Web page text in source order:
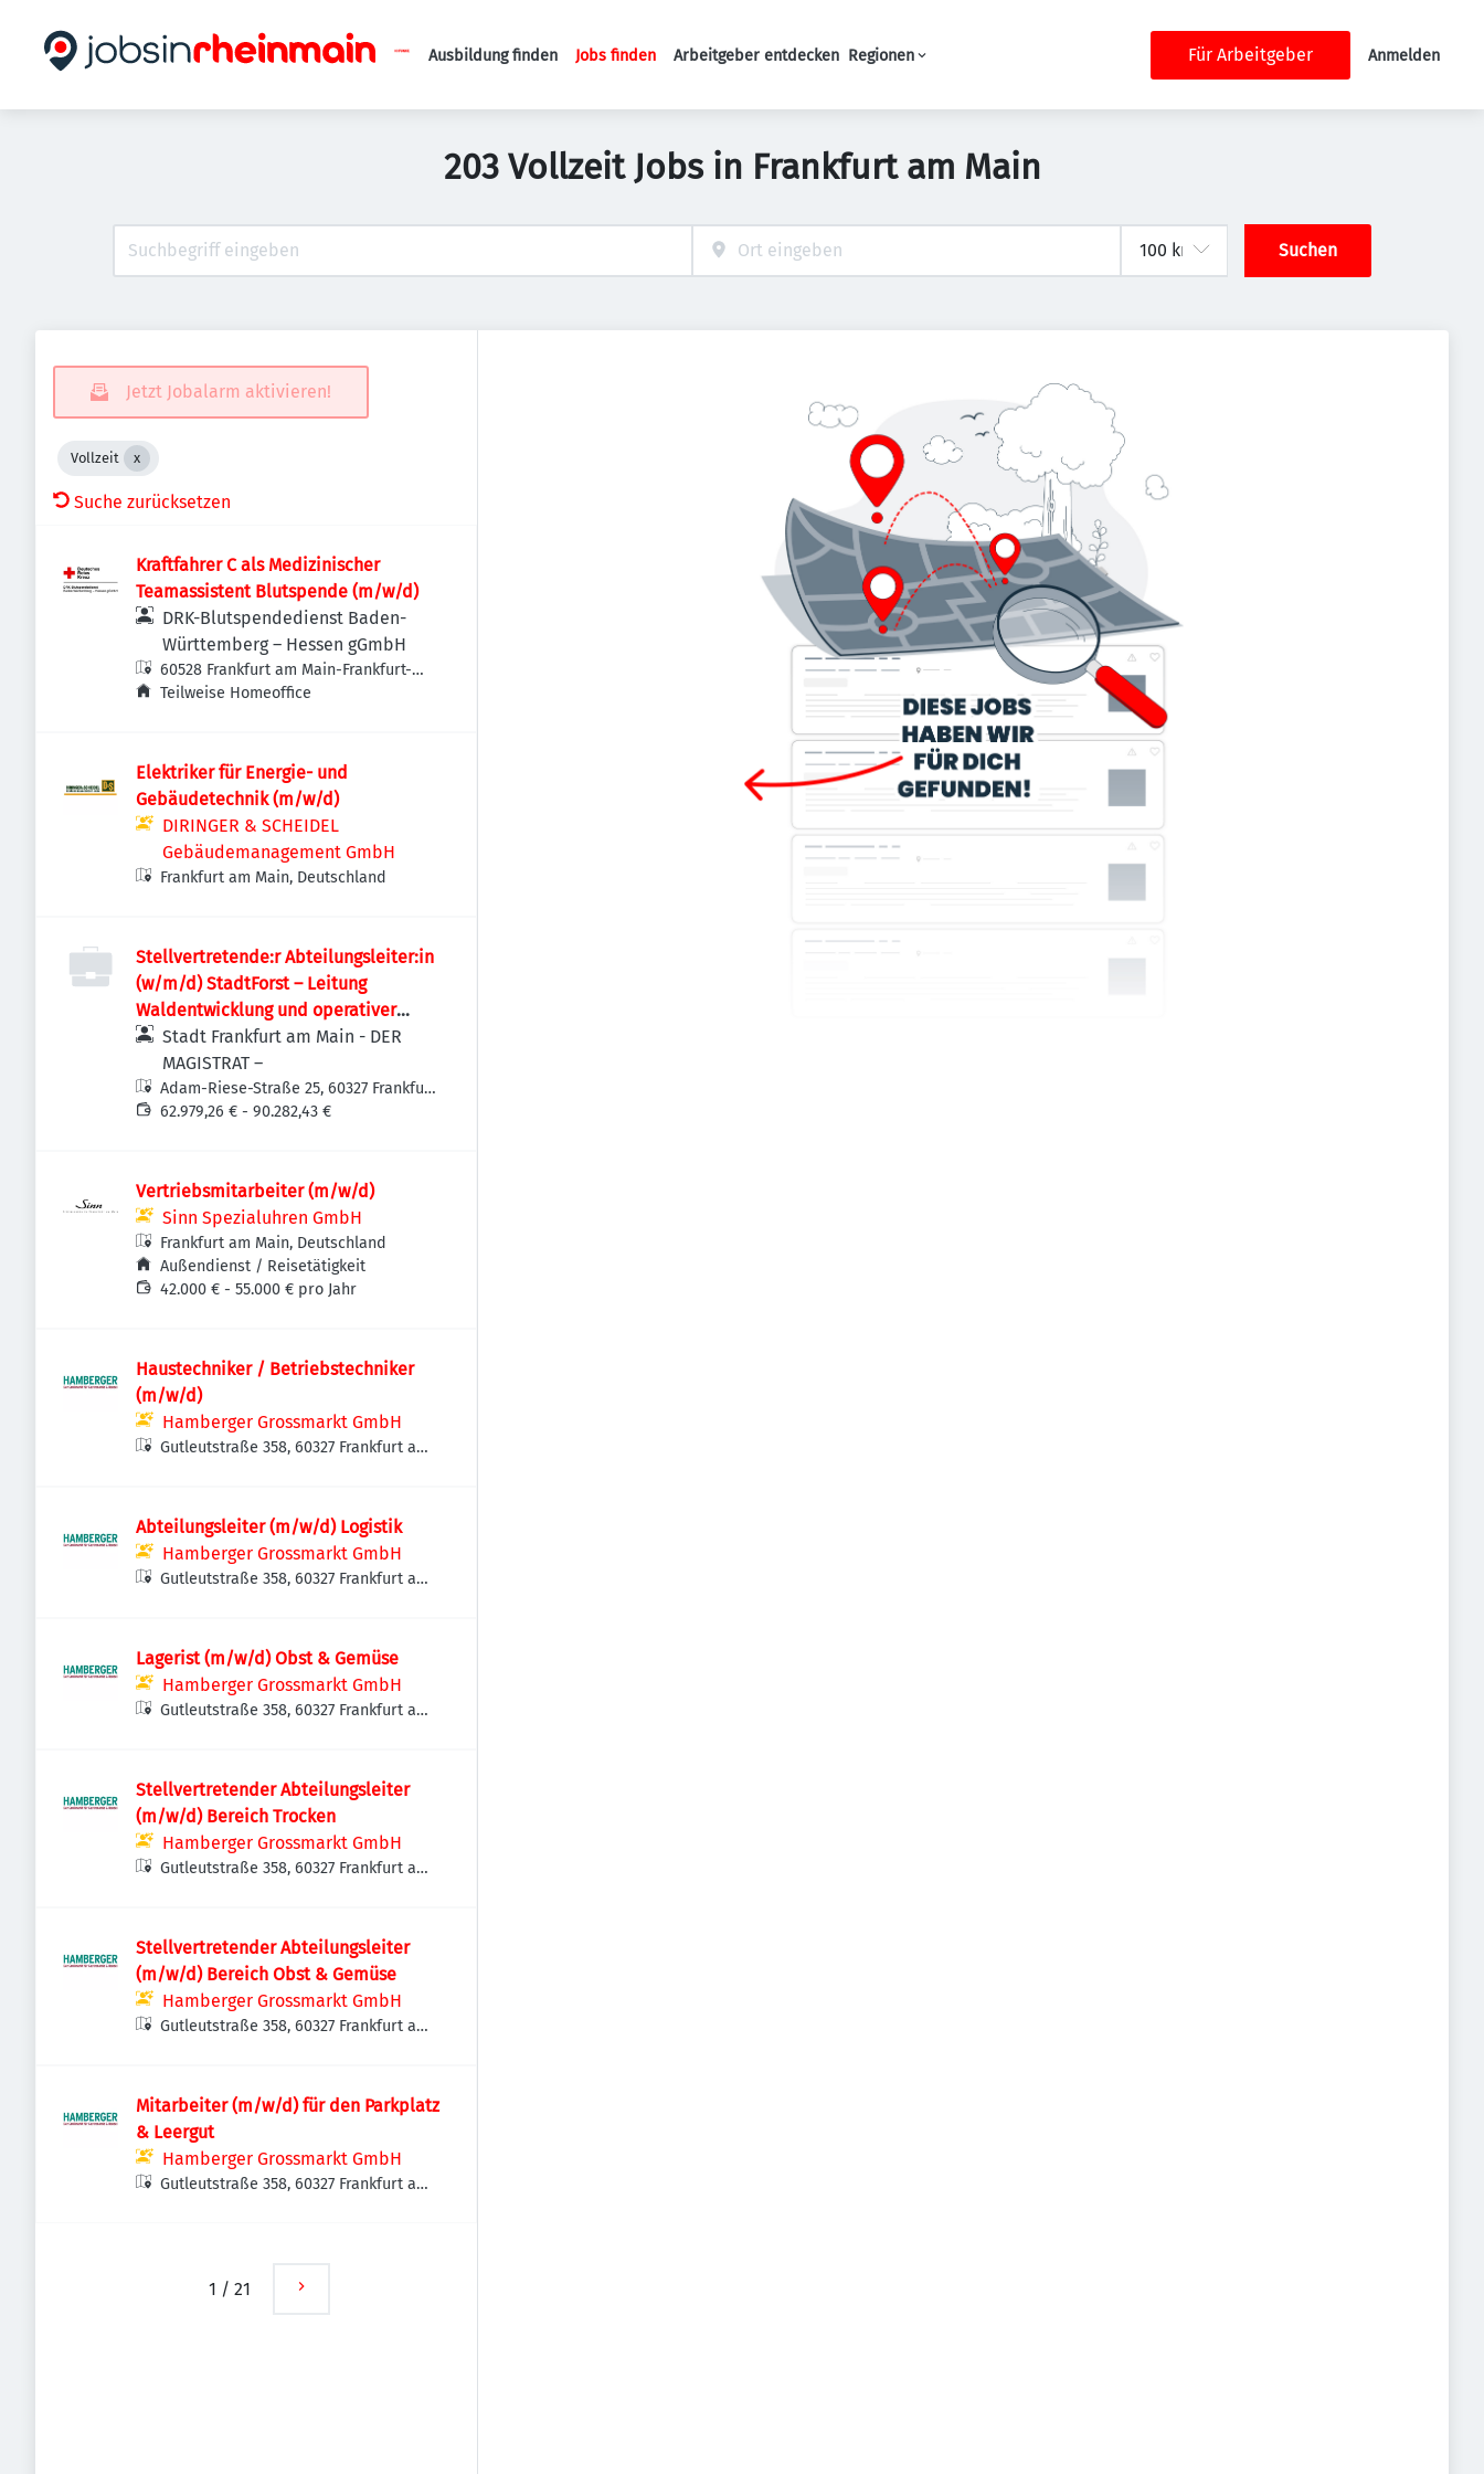
Haupt-Navigation
Ausbildung finden Jobs finden Arbeitgeber entdecken Regionen Für Arbeitgeber Anmelden
203 Vollzeit Jobs in Frankfurt am Main
Suchen
Jetzt Jobalarm aktivieren!
Vollzeit
Suche zurücksetzen
Kraftfahrer C als Medizinischer
Teamassistent Blutspende (m/w/d)
DRK-Blutspendedienst Baden-
Württemberg – Hessen gGmbH
60528 Frankfurt am Main-Frankfurt-
Süd, Deutschland
Teilweise Homeoffice
Elektriker für Energie- und
Gebäudetechnik (m/w/d)
DIRINGER & SCHEIDEL
Gebäudemanagement GmbH
Frankfurt am Main, Deutschland
Stellvertretende:r Abteilungsleiter:in
(w/m/d) StadtForst – Leitung
Waldentwicklung und operativer
Forstbetrieb
Stadt Frankfurt am Main - DER
MAGISTRAT –
Adam-Riese-Straße 25, 60327 Frankfurt
am Main-Innenstadt I, Deutschland
62.979,26 € - 90.282,43 €
Vertriebsmitarbeiter (m/w/d)
Sinn Spezialuhren GmbH
Frankfurt am Main, Deutschland
Außendienst / Reisetätigkeit
42.000 € - 55.000 € pro Jahr
Haustechniker / Betriebstechniker
(m/w/d)
Hamberger Grossmarkt GmbH
Gutleutstraße 358, 60327 Frankfurt am
Abteilungsleiter (m/w/d) Logistik
Hamberger Grossmarkt GmbH
Gutleutstraße 358, 60327 Frankfurt am
Lagerist (m/w/d) Obst & Gemüse
Hamberger Grossmarkt GmbH
Gutleutstraße 358, 60327 Frankfurt am
Stellvertretender Abteilungsleiter
(m/w/d) Bereich Trocken
Hamberger Grossmarkt GmbH
Gutleutstraße 358, 60327 Frankfurt am
Stellvertretender Abteilungsleiter
(m/w/d) Bereich Obst & Gemüse
Hamberger Grossmarkt GmbH
Gutleutstraße 358, 60327 Frankfurt am
Mitarbeiter (m/w/d) für den Parkplatz
& Leergut
Hamberger Grossmarkt GmbH
Gutleutstraße 358, 60327 Frankfurt am
1 / 21